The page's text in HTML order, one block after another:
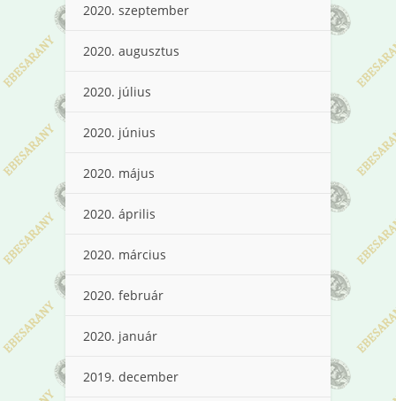
2020. szeptember
2020. augusztus
2020. július
2020. június
2020. május
2020. április
2020. március
2020. február
2020. január
2019. december